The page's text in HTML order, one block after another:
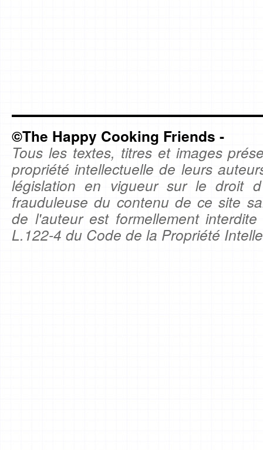
©The Happy Cooking Friends -
Tous les textes, titres et images
propriété intellectuelle de leurs
législation en vigueur sur le droit
frauduleuse du contenu de ce site
de l'auteur est formellement
L.122-4 du Code de la Propriété